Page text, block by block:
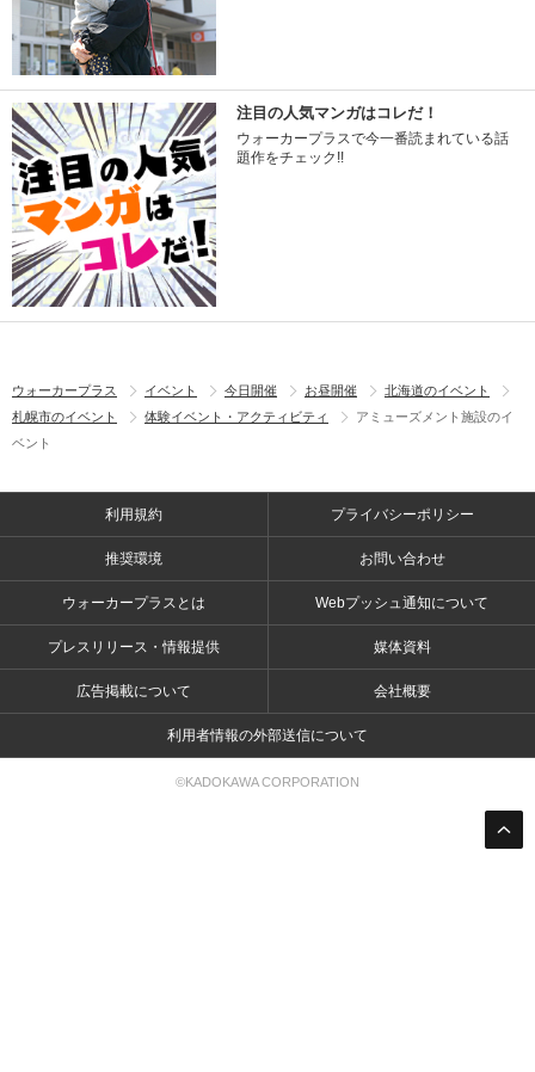
注目の人気マンガはコレだ！
ウォーカープラスで今一番読まれている話
題作をチェック!!
ウォーカープラス イベント 今日開催 お昼開催
北海道のイベント
札幌市のイベント
体験イベント・アクティビティ
アミューズメント施設のイ
ベント
利用規約 プライバシーポリシー
推奨環境 お問い合わせ
ウォーカープラスとは Webプッシュ通知について
プレスリリース・情報提供 媒体資料
広告掲載について 会社概要
利用者情報の外部送信について
©KADOKAWA CORPORATION